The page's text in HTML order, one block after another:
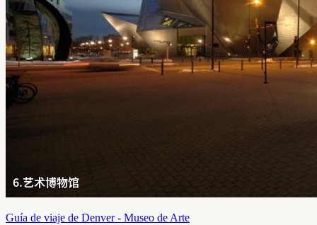
Guía de viaje de Denver - Museo de Arte